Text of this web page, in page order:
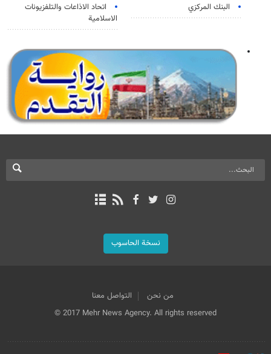
البنك المركزي
اتحاد الاذاعات والتلفزيونات
الاسلامية
نسخة الحاسوب
من نحن
التواصل معنا
© 2017 Mehr News Agency. All rights reserved